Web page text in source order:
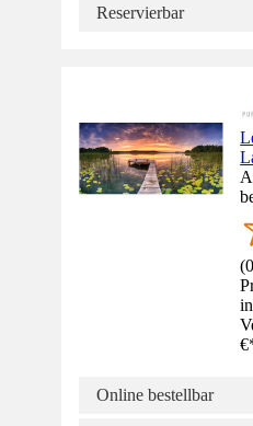
Reservierbar
(
€
Online bestellbar